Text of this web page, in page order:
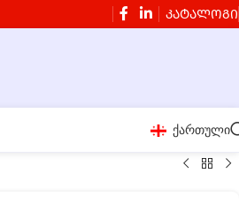
ᲙᲐᲢᲐᲚᲝᲒᲘ
ქართული